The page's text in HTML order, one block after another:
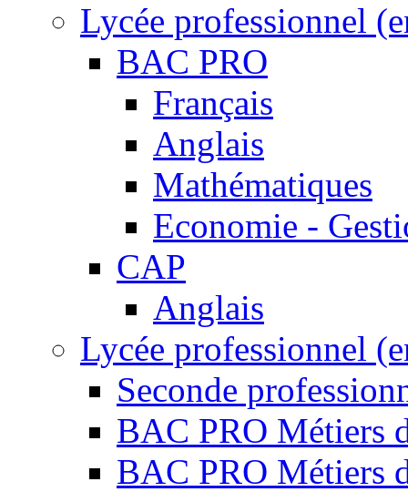
Lycée professionnel
BAC PRO
Français
Anglais
Mathématiques
Economie -
CAP
Anglais
Lycée professionnel
Seconde
BAC PRO Métiers
BAC PRO Métiers